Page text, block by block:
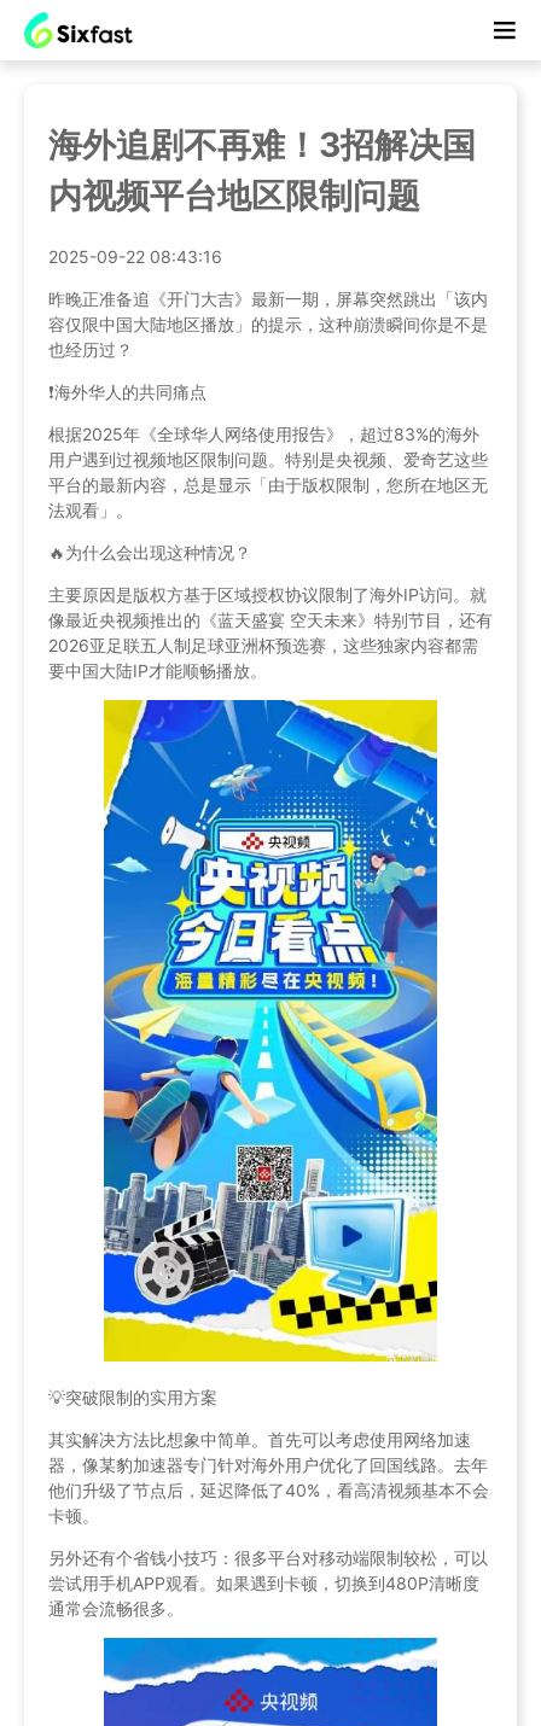
海外追剧不再难！3招解决国
内视频平台地区限制问题
2025-09-22 08:43:16
昨晚正准备追《开门大吉》最新一期，屏幕突然跳出「该内
容仅限中国大陆地区播放」的提示，这种崩溃瞬间你是不是
也经历过？
❗️海外华人的共同痛点
根据2025年《全球华人网络使用报告》，超过83%的海外
用户遇到过视频地区限制问题。特别是央视频、爱奇艺这些
平台的最新内容，总是显示「由于版权限制，您所在地区无
法观看」。
🔥为什么会出现这种情况？
主要原因是版权方基于区域授权协议限制了海外IP访问。就
像最近央视频推出的《蓝天盛宴 空天未来》特别节目，还有
2026亚足联五人制足球亚洲杯预选赛，这些独家内容都需
要中国大陆IP才能顺畅播放。
💡突破限制的实用方案
其实解决方法比想象中简单。首先可以考虑使用网络加速
器，像某豹加速器专门针对海外用户优化了回国线路。去年
他们升级了节点后，延迟降低了40%，看高清视频基本不会
卡顿。
另外还有个省钱小技巧：很多平台对移动端限制较松，可以
尝试用手机APP观看。如果遇到卡顿，切换到480P清晰度
通常会流畅很多。